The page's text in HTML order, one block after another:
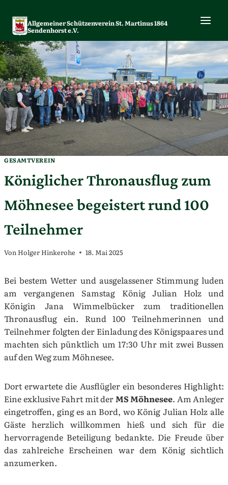
Inhalt
springen
Allgemeiner Schützenverein St. Martinus 1864
Sendenhorst e.V.
GESAMTVEREIN
Königlicher Thronausflug zum
Möhnesee begeistert rund 100
Teilnehmer
VonHolger Hinkerohe 18. Mai 2025
Bei bestem Wetter und ausgelassener Stimmung luden
am vergangenen Samstag König Julian Holz und
Königin Jana Wimmelbücker zum traditionellen
Thronausflug ein. Rund 100 Teilnehmerinnen und
Teilnehmer folgten der Einladung des Königspaares und
machten sich pünktlich um 17:30 Uhr mit zwei Bussen
auf den Weg zum Möhnesee.
Dort erwartete die Ausflügler ein besonderes Highlight:
Eine exklusive Fahrt mit derMS Möhnesee. Am Anleger
eingetroffen, ging es an Bord, wo König Julian Holz alle
Gäste herzlich willkommen hieß und sich für die
hervorragende Beteiligung bedankte. Die Freude über
das zahlreiche Erscheinen war dem König sichtlich
anzumerken.